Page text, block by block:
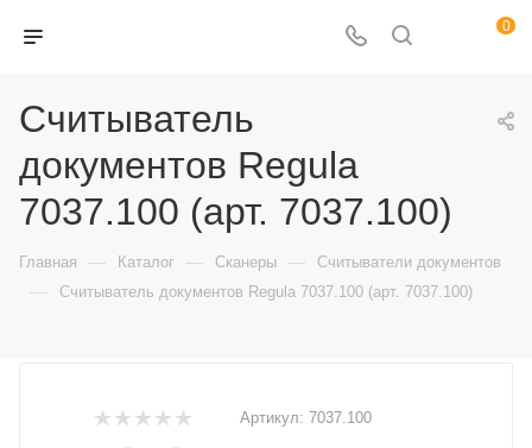
0
Считыватель
документов Regula
7037.100 (арт. 7037.100)
Главная — Каталог — Сканеры — Считыватели документов
— Считыватель документов Regula 7037.100 (арт. 7037.100)
Артикул: 7037.100